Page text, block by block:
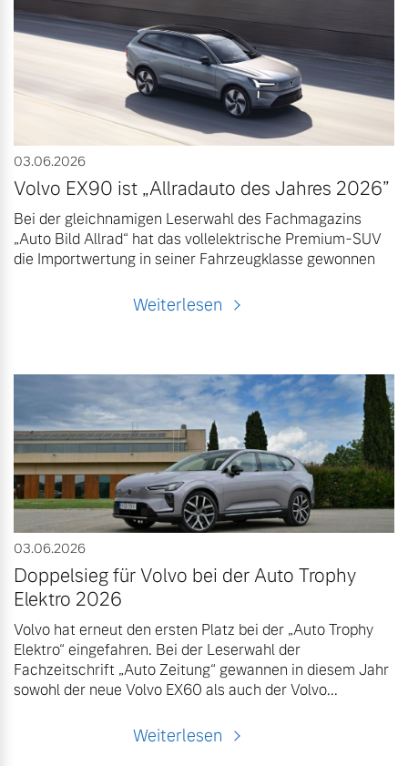
03.06.2026
Volvo EX90 ist „Allradauto des Jahres 2026”
Bei der gleichnamigen Leserwahl des Fachmagazins
„Auto Bild Allrad“ hat das vollelektrische Premium-SUV
die Importwertung in seiner Fahrzeugklasse gewonnen
Weiterlesen
03.06.2026
Doppelsieg für Volvo bei der Auto Trophy
Elektro 2026
Volvo hat erneut den ersten Platz bei der „Auto Trophy
Elektro“ eingefahren. Bei der Leserwahl der
Fachzeitschrift „Auto Zeitung“ gewannen in diesem Jahr
sowohl der neue Volvo EX60 als auch der Volvo...
Weiterlesen